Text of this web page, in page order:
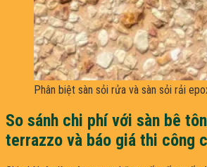
Phân biệt sàn sỏi rửa và sàn sỏi rải
So sánh chi phí với sàn bê
terrazzo và báo giá thi công